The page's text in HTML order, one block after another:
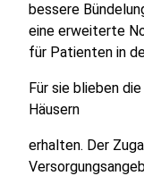
bessere
eine erweiterte
für Patienten in
Für sie blieben
Häusern
erhalten. Der